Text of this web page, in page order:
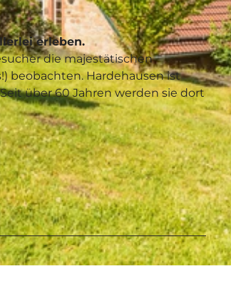
erleben.
die majestätischen
beobachten. Hardehausen ist
über 60 Jahren werden sie dort